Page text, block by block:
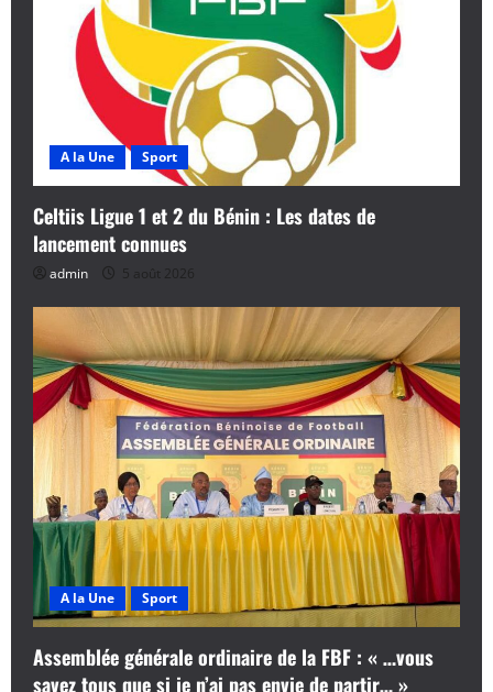
A la Une Sport
Celtiis Ligue 1 et 2 du Bénin : Les dates de
lancement connues
admin 5 août 2026
A la Une Sport
Assemblée générale ordinaire de la FBF : « …vous
savez tous que si je n’ai pas envie de partir… »